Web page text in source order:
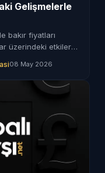
Gelişmelerle
bakır fiyatları
üzerindeki etkileri
08 May 2026